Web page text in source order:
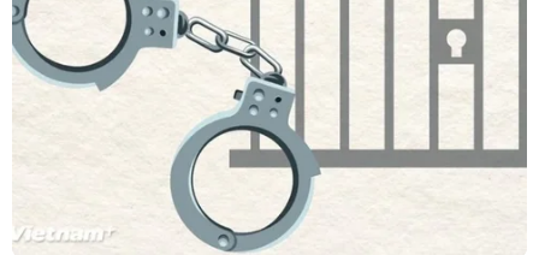
Điều tra can thiệp vào bầu
cử Mỹ qua các con số
Ông Muller đã buộc tội 12 nhân viên tình báo Nga thâm
nhập những máy tính chủ của ứng cử viên đối thủ của
ông Trump, bà Hillary Clinton, sau đó làm rò rỉ thư điện
tử cá nhân để gây bất lợi cho bà.